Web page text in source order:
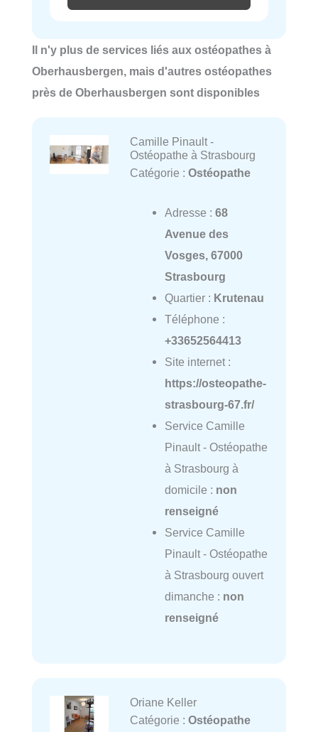
Il n'y plus de services liés aux ostéopathes à
Oberhausbergen, mais d'autres ostéopathes
près de Oberhausbergen sont disponibles
Camille Pinault -
Ostéopathe à Strasbourg
Catégorie : Ostéopathe
Adresse : 68
Avenue des
Vosges, 67000
Strasbourg
Quartier : Krutenau
Téléphone :
+33652564413
Site internet :
https://osteopathe-
strasbourg-67.fr/
Service Camille
Pinault - Ostéopathe
à Strasbourg à
domicile : non
renseigné
Service Camille
Pinault - Ostéopathe
à Strasbourg ouvert
dimanche : non
renseigné
Oriane Keller
Catégorie : Ostéopathe